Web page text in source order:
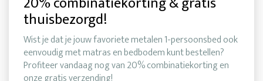
thuisbezorgd!
Wist je dat je jouw favoriete metalen 1-persoonsbed ook
eenvoudig met matras en bedbodem kunt bestellen?
Profiteer vandaag nog van 20% combinatiekorting en